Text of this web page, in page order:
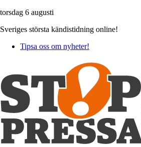
torsdag 6 augusti
Sveriges största kändistidning online!
Tipsa oss om nyheter!